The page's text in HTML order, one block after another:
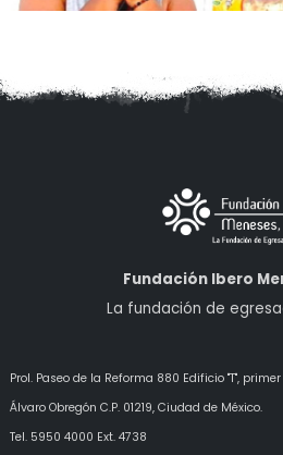
Fundación Ibero
La fundación de
Prol. Paseo de la Reforma 880 Edificio "T",
Álvaro ObregónC.P. 01219, Ciudad de México.
Tel. 5950 4000 Ext. 4738